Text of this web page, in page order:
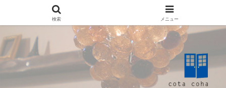
検索 メニュー